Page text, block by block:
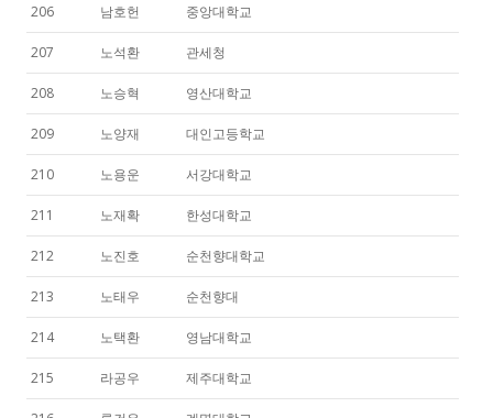
206 남호헌 중앙대학교
207 노석환 관세청
208 노승혁 영산대학교
209 노양재 대인고등학교
210 노용운 서강대학교
211 노재확 한성대학교
212 노진호 순천향대학교
213 노태우 순천향대
214 노택환 영남대학교
215 라공우 제주대학교